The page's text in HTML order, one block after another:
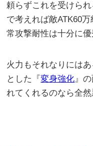
頼らずこれを受けら
で考えれば敵ATK60
常攻撃耐性は十分に優
火力もそれなりには
とした『変身強化』
れてくれるのなら全然